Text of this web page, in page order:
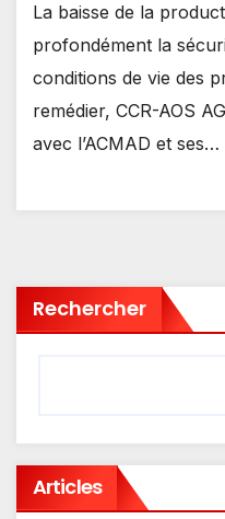
La baisse de la
profondément la
conditions de vie des
remédier, CCR-AOS
avec l’ACMAD et ses…
Rechercher
Articles